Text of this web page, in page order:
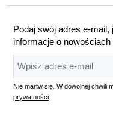
Podaj swój adres e-
informacje o
Nie martw się. W dowolnej chwili
prywatności